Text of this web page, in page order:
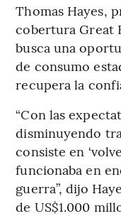
Thomas Hayes,
cobertura Great
busca una
de consumo
recupera la
“Con las
disminuyendo
consiste en
funcionaba en
guerra”, dijo
de US$1.000